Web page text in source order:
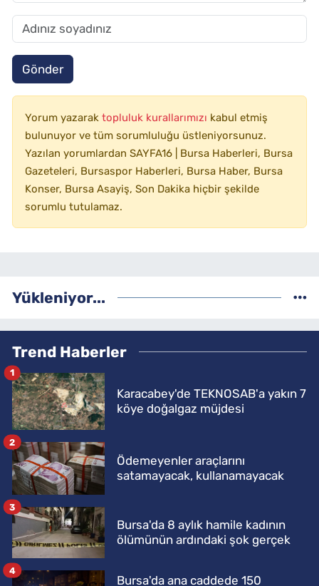
Gönder
Yorum yazarak topluluk kurallarımızı kabul etmiş
bulunuyor ve tüm sorumluluğu üstleniyorsunuz.
Yazılan yorumlardan SAYFA16 | Bursa Haberleri, Bursa
Gazeteleri, Bursaspor Haberleri, Bursa Haber, Bursa
Konser, Bursa Asayiş, Son Dakika hiçbir şekilde
sorumlu tutulamaz.
Yükleniyor...
Trend Haberler
Karacabey'de TEKNOSAB'a yakın 7
köye doğalgaz müjdesi
1
Ödemeyenler araçlarını
satamayacak, kullanamayacak
2
Bursa'da 8 aylık hamile kadının
ölümünün ardındaki şok gerçek
3
Bursa'da ana caddede 150
4